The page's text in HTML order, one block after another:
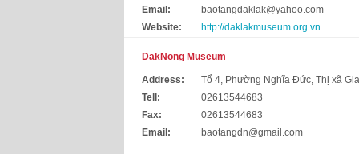
Email:
baotangdaklak@yahoo.com
Website:
http://daklakmuseum.org.vn
DakNong Museum
Address:
Tổ 4, Phường Nghĩa Đức, Thị xã
Tell:
02613544683
Fax:
02613544683
Email:
baotangdn@gmail.com